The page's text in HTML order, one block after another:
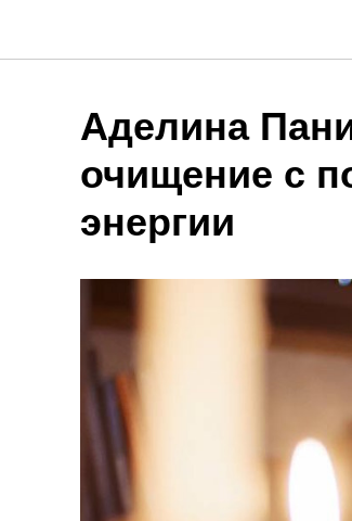
Аделина
очищение с
энергии